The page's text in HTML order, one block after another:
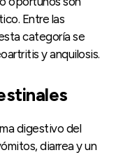
Entre las
categoría se
y anquilosis.
digestivo del
diarrea y un